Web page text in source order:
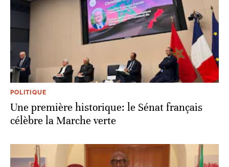
POLITIQUE
Une première historique: le Sénat français
célèbre la Marche verte